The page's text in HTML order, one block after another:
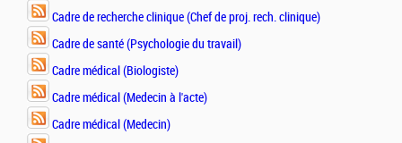
Cadre de recherche clinique (Chef de proj. rech. clinique)
Cadre de santé (Psychologie du travail)
Cadre médical (Biologiste)
Cadre médical (Medecin à l'acte)
Cadre médical (Medecin)